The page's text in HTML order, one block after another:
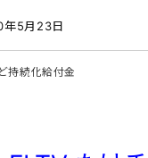
年5月23日
持続化給付金